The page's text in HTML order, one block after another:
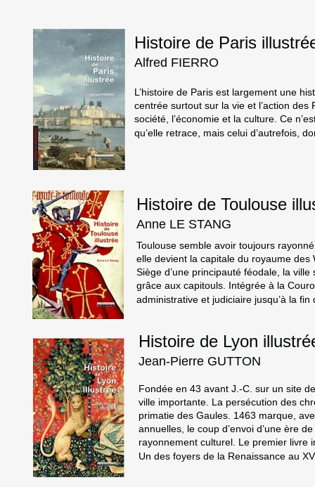
Histoire de Paris
Alfred FIERRO
L’histoire de Paris est largement une
centrée surtout sur la vie et l’action
société, l’économie et la culture. Ce
qu’elle retrace, mais celui d’autrefois,
Histoire de Toulouse
Anne LE STANG
Toulouse semble avoir toujours
elle devient la capitale du royaume des
Siège d’une principauté féodale, la
grâce aux capitouls. Intégrée à la
administrative et judiciaire jusqu’à la fin
Histoire de Lyon
Jean-Pierre GUTTON
Fondée en 43 avant J.-C. sur un site
ville importante. La persécution des
primatie des Gaules. 1463 marque,
annuelles, le coup d’envoi d’une ère
rayonnement culturel. Le premier livre
Un des foyers de la Renaissance au